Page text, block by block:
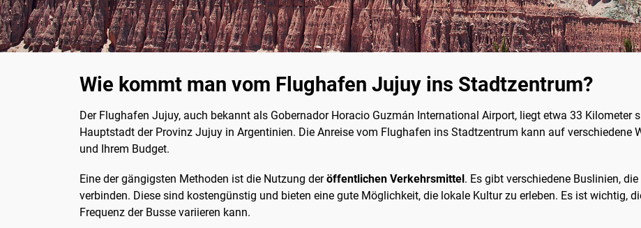
Wie kommt man vom Flughafen Jujuy ins Stadtzentrum?
Der Flughafen Jujuy, auch bekannt als Gobernador Horacio Guzmán International Airport, liegt etwa 33 Kilometer
Hauptstadt der Provinz Jujuy in Argentinien. Die Anreise vom Flughafen ins Stadtzentrum kann auf verschiedene
und Ihrem Budget.
Eine der gängigsten Methoden ist die Nutzung deröffentlichen Verkehrsmittel . Es gibt verschiedene Buslinien,
verbinden. Diese sind kostengünstig und bieten eine gute Möglichkeit, die lokale Kultur zu erleben. Es ist wichtig,
Frequenz der Busse variieren kann.